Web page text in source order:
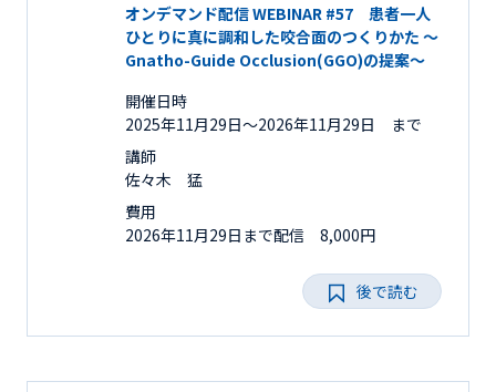
オンデマンド配信 WEBINAR #57 患者一人
ひとりに真に調和した咬合面のつくりかた ～
Gnatho-Guide Occlusion(GGO)の提案～
開催日時
2025年11月29日〜2026年11月29日 まで
講師
佐々木 猛
費用
2026年11月29日まで配信 8,000円
後で読む